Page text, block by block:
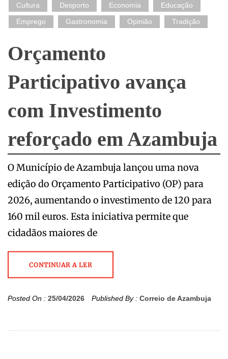
Cultura
Desporto Economia
Educação
Emprego
Gastronomia Opinião Tradição
Orçamento
Participativo avança
com Investimento
reforçado em Azambuja
O Município de Azambuja lançou uma nova
edição do Orçamento Participativo (OP) para
2026, aumentando o investimento de 120 para
160 mil euros. Esta iniciativa permite que
cidadãos maiores de
CONTINUAR A LER
Posted On : 25/04/2026 Published By : Correio de Azambuja